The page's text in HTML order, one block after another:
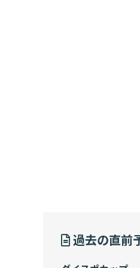
過去の直前